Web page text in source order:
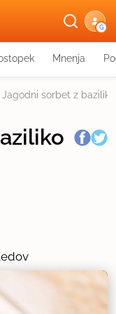
G
Mnenja
Jagodni sorbet z baziliko